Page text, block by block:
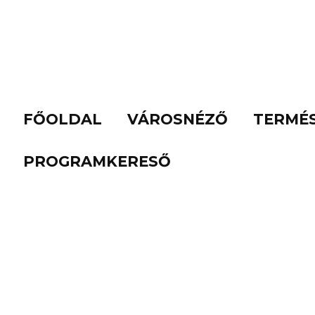
FŐOLDAL VÁROSNÉZŐ
PROGRAMKERESŐ